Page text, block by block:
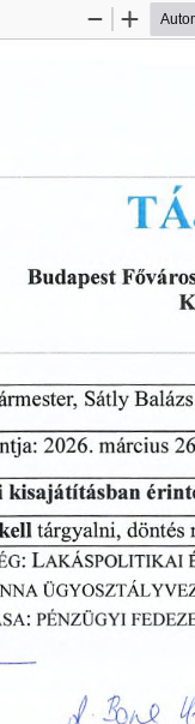
Zoom
Zoom
Budapest
Sátly Balázs
2026. március
kisajátításban
tárgyalni, döntés
: Lakáspolitikai
nna
PÉNZÜGYI